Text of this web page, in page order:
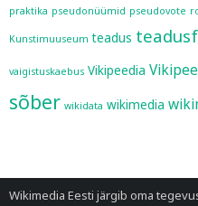
praktika pseudonüümid pseudovote
Kunstimuuseum teadus
vaigistuskaebus Vikipeedia
sõber wikidata wikimedia
Wikimedia Eesti järgib oma